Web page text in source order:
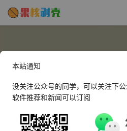
本站通知
没关注公众号的同学，可以关注下
软件推荐和新闻可以订阅